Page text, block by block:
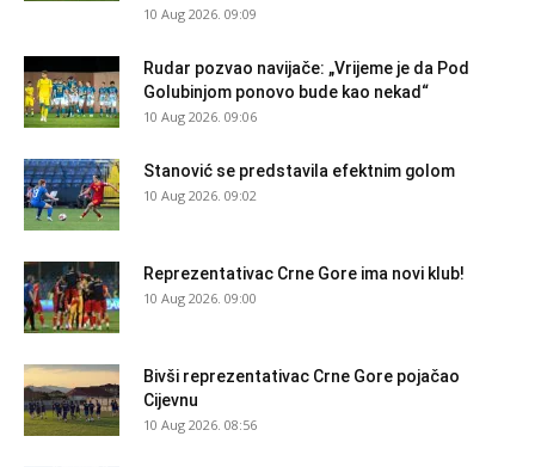
10 Aug 2026. 09:09
Rudar pozvao navijače: „Vrijeme je da Pod
Golubinjom ponovo bude kao nekad“
10 Aug 2026. 09:06
Stanović se predstavila efektnim golom
10 Aug 2026. 09:02
Reprezentativac Crne Gore ima novi klub!
10 Aug 2026. 09:00
Bivši reprezentativac Crne Gore pojačao
Cijevnu
10 Aug 2026. 08:56